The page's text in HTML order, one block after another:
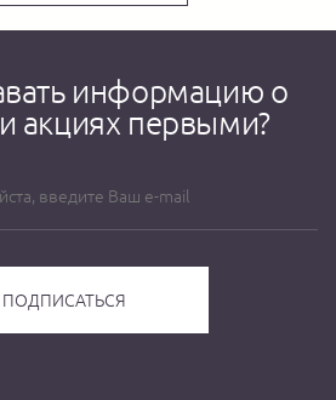
информацию о
акциях первыми?